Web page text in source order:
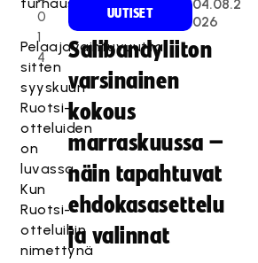
0
1
4
Pelaajavaihtuvuutta
sitten
syyskuun
Ruotsi-
otteluiden
on
luvassa.
Kun
Ruotsi-
otteluihin
nimettynä
UUTISET
04.08.2
026
Salibandyliiton
varsinainen
kokous
marraskuussa –
näin tapahtuvat
ehdokasasettelu
ja valinnat